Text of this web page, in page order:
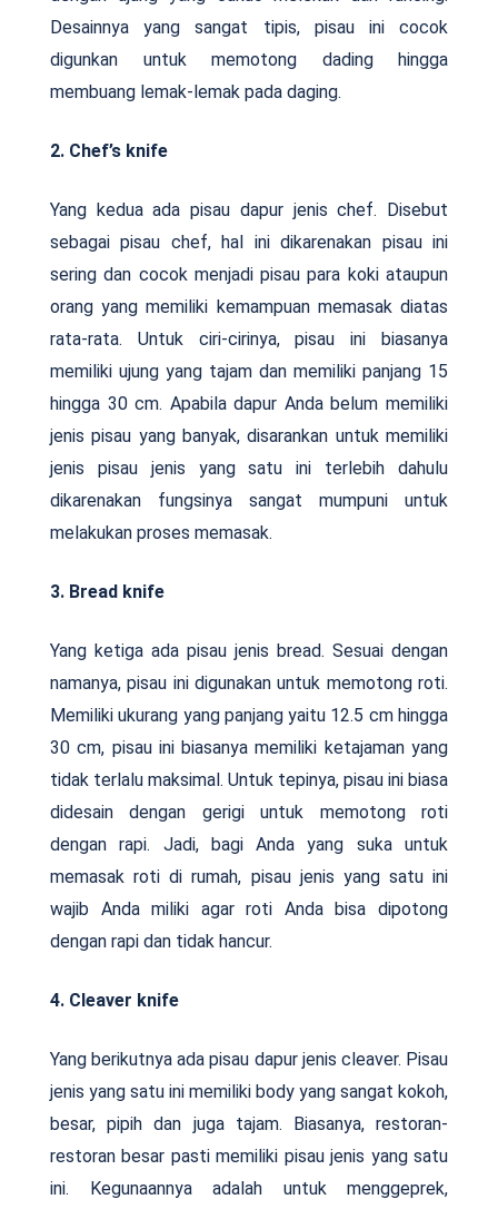
Desainnya yang sangat tipis, pisau ini cocok
digunkan untuk memotong dading hingga
membuang lemak-lemak pada daging.
2. Chef’s knife
Yang kedua ada pisau dapur jenis chef. Disebut
sebagai pisau chef, hal ini dikarenakan pisau ini
sering dan cocok menjadi pisau para koki ataupun
orang yang memiliki kemampuan memasak diatas
rata-rata. Untuk ciri-cirinya, pisau ini biasanya
memiliki ujung yang tajam dan memiliki panjang 15
hingga 30 cm. Apabila dapur Anda belum memiliki
jenis pisau yang banyak, disarankan untuk memiliki
jenis pisau jenis yang satu ini terlebih dahulu
dikarenakan fungsinya sangat mumpuni untuk
melakukan proses memasak.
3. Bread knife
Yang ketiga ada pisau jenis bread. Sesuai dengan
namanya, pisau ini digunakan untuk memotong roti.
Memiliki ukurang yang panjang yaitu 12.5 cm hingga
30 cm, pisau ini biasanya memiliki ketajaman yang
tidak terlalu maksimal. Untuk tepinya, pisau ini biasa
didesain dengan gerigi untuk memotong roti
dengan rapi. Jadi, bagi Anda yang suka untuk
memasak roti di rumah, pisau jenis yang satu ini
wajib Anda miliki agar roti Anda bisa dipotong
dengan rapi dan tidak hancur.
4. Cleaver knife
Yang berikutnya ada pisau dapur jenis cleaver. Pisau
jenis yang satu ini memiliki body yang sangat kokoh,
besar, pipih dan juga tajam. Biasanya, restoran-
restoran besar pasti memiliki pisau jenis yang satu
ini. Kegunaannya adalah untuk menggeprek,